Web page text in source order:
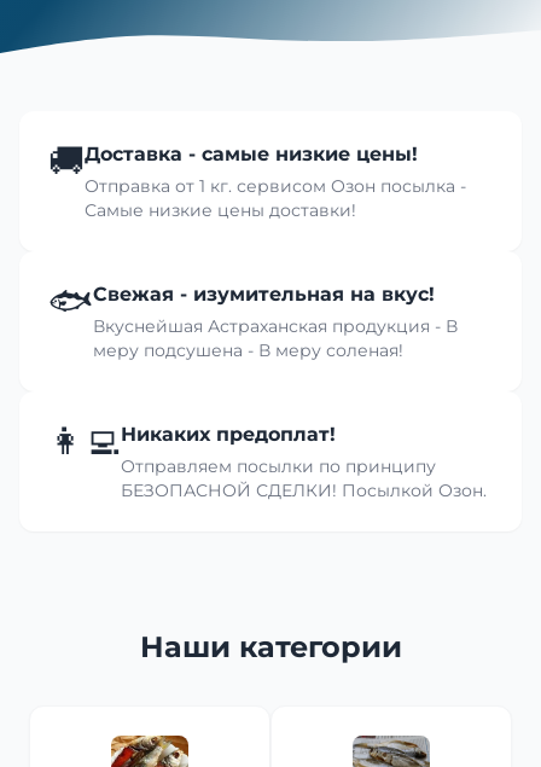
🚚Доставка - самые низкие цены!
Отправка от 1 кг. сервисом Озон посылка -
Самые низкие цены доставки!
🐟Свежая - изумительная на вкус!
Вкуснейшая Астраханская продукция - В
меру подсушена - В меру соленая!
👩‍💻Никаких предоплат!
Отправляем посылки по принципу
БЕЗОПАСНОЙ СДЕЛКИ! Посылкой Озон.
Наши категории